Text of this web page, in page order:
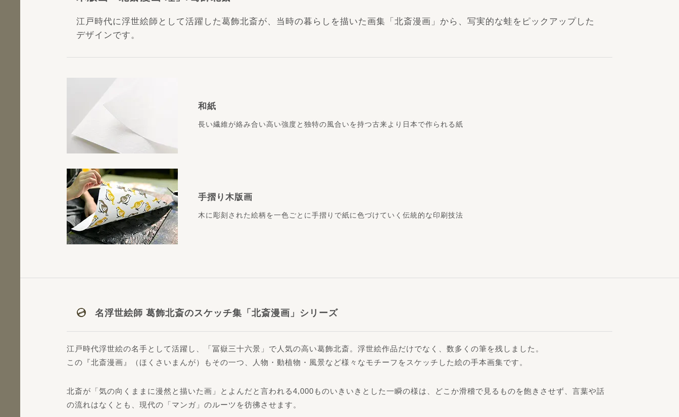
手摺り木版画
木に彫刻された絵柄を一色ごとに手摺りで紙に色づけていく伝統的な印刷技法
和紙
長い繊維が絡み合い高い強度と独特の風合いを持つ古来より日本で作られる紙
江戸時代に浮世絵師として活躍した葛飾北斎が、当時の暮らしを描いた画集「北斎漫画」から、写実的な蛙をピックアップした
デザインです。
名浮世絵師 葛飾北斎のスケッチ集「北斎漫画」シリーズ
江戸時代浮世絵の名手として活躍し、「冨嶽三十六景」で人気の高い葛飾北斎。浮世絵作品だけでなく、数多くの筆を残しました。
この『北斎漫画』（ほくさいまんが）もその一つ、人物・動植物・風景など様々なモチーフをスケッチした絵の手本画集です。
北斎が「気の向くままに漫然と描いた画」とよんだと言われる4,000ものいきいきとした一瞬の様は、どこか滑稽で見るものを飽きさせず、言葉や話
の流れはなくとも、現代の「マンガ」のルーツを彷彿させます。